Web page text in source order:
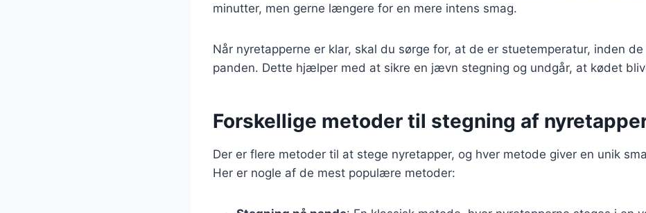
minutter, men gerne længere for en mere intens smag.
Når nyretapperne er klar, skal du sørge for, at de er stuetemperatur, inden de
panden. Dette hjælper med at sikre en jævn stegning og undgår, at kødet
Forskellige metoder til stegning af
Der er flere metoder til at stege nyretapper, og hver metode giver en unik
Her er nogle af de mest populære metoder: